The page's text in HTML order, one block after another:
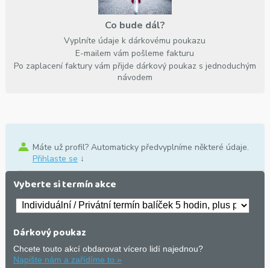
Co bude dál?
Vyplníte údaje k dárkovému poukazu
E-mailem vám pošleme fakturu
Po zaplacení faktury vám přijde dárkový poukaz s jednoduchým
návodem
Máte už profil? Automaticky předvyplníme některé údaje.
Přihlaste se ↓
Vyberte si termín akce
Dárkový poukaz
Chcete touto akcí obdarovat vícero lidí najednou?
Napište nám a zařídíme to »